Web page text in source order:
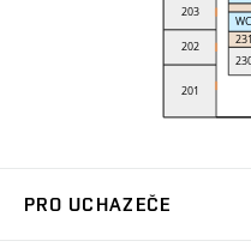
PRO UCHAZEČE